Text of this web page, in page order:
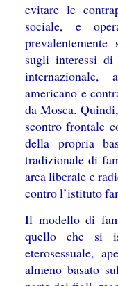
evitare le
sociale, e
sugli interessi
internazionale,
americano e
da Mosca.
scontro frontale
della propria
tradizionale di
area liberale e
contro l’istituto
Il modello di
quello che si
eterosessuale,
almeno basato